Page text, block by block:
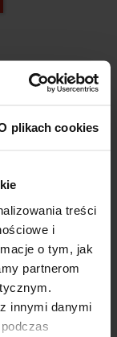
plikach cookies
treści
i
o tym, jak
partnerom
innymi danymi
Stronghandtools
180-310 [mm]